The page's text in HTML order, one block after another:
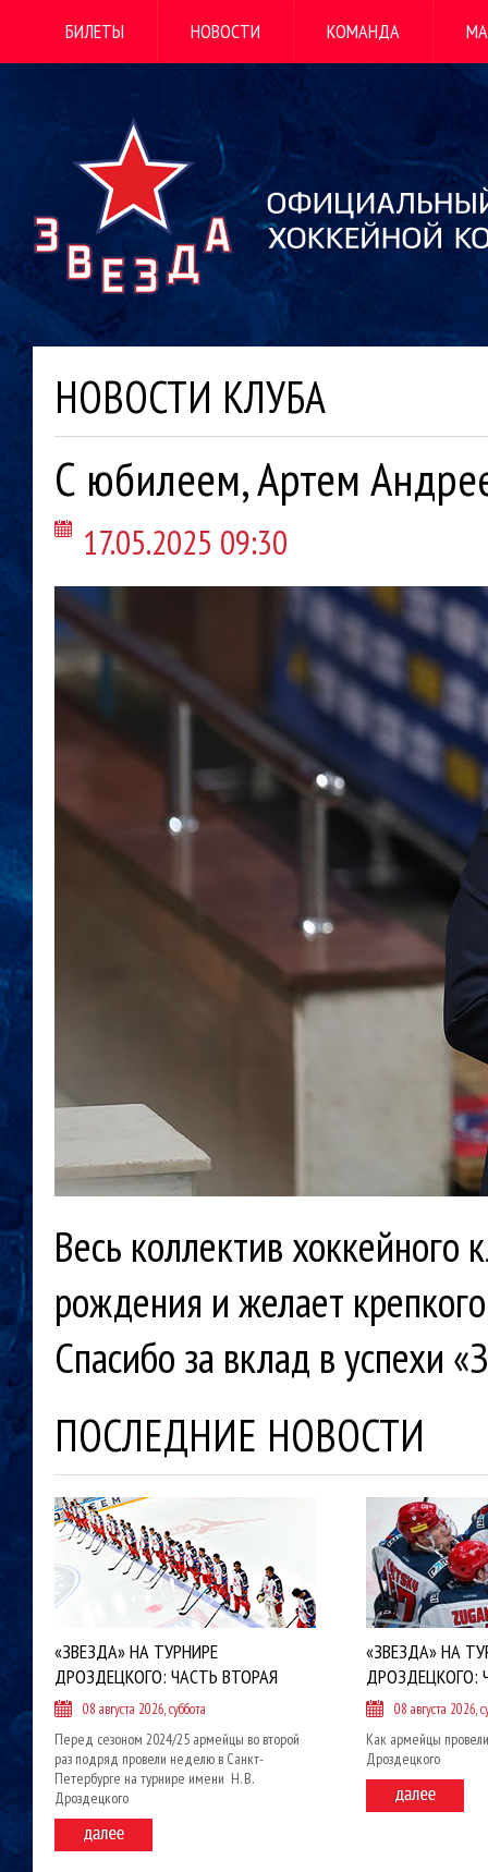
БИЛЕТЫ НОВОСТИ КОМАНДА
НОВОСТИ КЛУБА
С юбилеем, Артем
17.05.2025 09:30
Весь коллектив
рождения и желает
Спасибо за вклад в успехи
ПОСЛЕДНИЕ НОВОСТИ
«ЗВЕЗДА» НА ТУРНИРЕ
ДРОЗДЕЦКОГО: ЧАСТЬ ВТОРАЯ
08 августа 2026, суббота
Перед сезоном 2024/25 армейцы во второй
раз подряд провели неделю в Санкт-
Петербурге на турнире имени Н. В.
Дроздецкого
«ЗВЕЗДА» НА
ДРОЗДЕЦКОГО:
08 августа 2026,
Как армейцы
Дроздецкого